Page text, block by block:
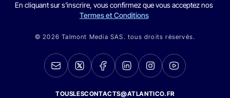
En cliquant sur s'inscrire, vous confirmez que vous acceptez nos
Termes et Conditions
© 2026 Talmont Media SAS. tous droits réservés.
TOUSLESCONTACTS@ATLANTICO.FR